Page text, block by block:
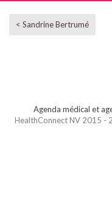
< Sandrine Bertrumé
Agenda médical et
HealthConnect NV 2015 -